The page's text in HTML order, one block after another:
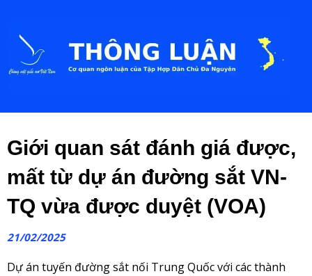
Giới quan sát đánh giá được,
mất từ dự án đường sắt VN-
TQ vừa được duyệt (VOA)
21/02/2025
Dự án tuyến đường sắt nối Trung Quốc với các thành